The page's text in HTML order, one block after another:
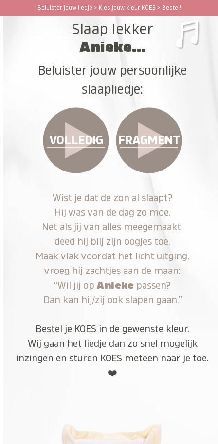
Beluister jouw liedje > Kies jouw kleur KOES > Bestel!
Open
Close
Slaap lekker
Anieke...
Beluister jouw persoonlijke
slaapliedje:
VOLLEDIG FRAGMENT
Wist je dat de zon al slaapt?
Hij was van de dag zo moe.
Net als jij van alles meegemaakt,
deed hij blij zijn oogjes toe.
Maak vlak voordat het licht uitging,
vroeg hij zachtjes aan de maan:
“Wil jij opAnieke passen?
Dan kan hij/zij ook slapen gaan.”
Bestel je KOES in de gewenste kleur.
Wij gaan het liedje dan zo snel mogelijk
inzingen en sturen KOES meteen naar je toe.
❤️